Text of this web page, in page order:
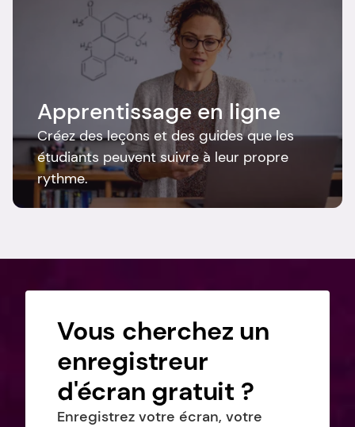
Apprentissage en ligne
Créez des leçons et des guides que les
étudiants peuvent suivre à leur propre
rythme.
Vous cherchez un
enregistreur
d'écran gratuit ?
Enregistrez votre écran, votre